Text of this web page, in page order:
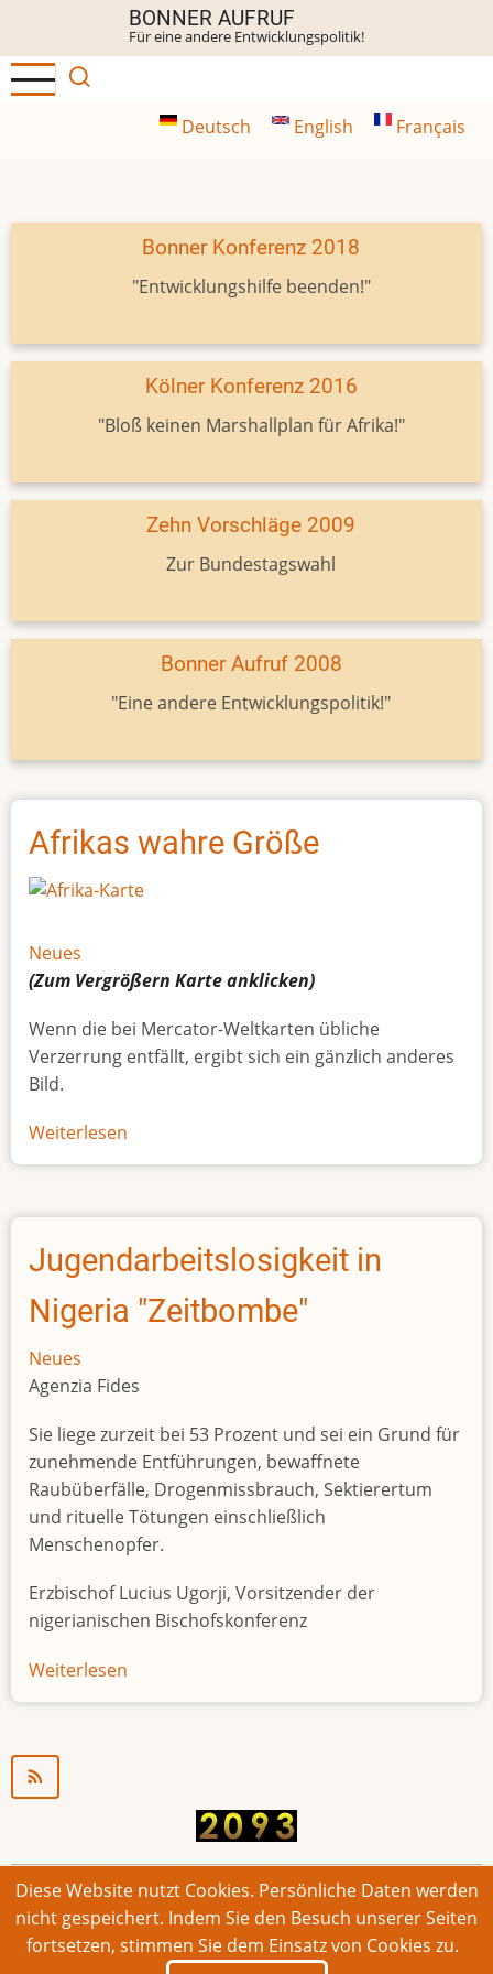
Inhalt
BONNER AUFRUF
Für eine andere Entwicklungspolitik!
Deutsch English Français
Bonner Konferenz 2018
"Entwicklungshilfe beenden!"
Kölner Konferenz 2016
"Bloß keinen Marshallplan für Afrika!"
Zehn Vorschläge 2009
Zur Bundestagswahl
Bonner Aufruf 2008
"Eine andere Entwicklungspolitik!"
Afrikas wahre Größe
Neues
(Zum Vergrößern Karteanklicken)
Wenn die bei Mercator-Weltkarten übliche
Verzerrung entfällt, ergibt sich ein gänzlich anderes
Bild.
Weiterlesen
Afrikas
Größe
Jugendarbeitslosigkeit in
Nigeria "Zeitbombe"
Neues
Agenzia Fides
Sie liege zurzeit bei 53 Prozent und sei ein Grund für
zunehmende Entführungen, bewaffnete
Raubüberfälle, Drogenmissbrauch, Sektierertum
und rituelle Tötungen einschließlich
Menschenopfer.
Erzbischof Lucius Ugorji, Vorsitzender der
nigerianischen Bischofskonferenz
Weiterlesen
Jugendarbeitslosigkeit
© 2026 Bonner Aufruf. Alle Rechte vorbehalten.
Footer
Impressum Kontakt Intern
Diese Website nutzt Cookies. Persönliche Daten werden
nicht gespeichert. Indem Sie den Besuch unserer Seiten
fortsetzen, stimmen Sie dem Einsatz von Cookies zu.